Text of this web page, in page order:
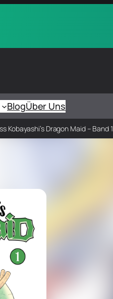
BlogÜber Uns
Kobayashi’s Dragon Maid – Band 1